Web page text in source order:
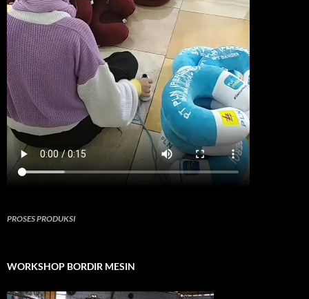
PROSES PRODUKSI
WORKSHOP BORDIR MESIN